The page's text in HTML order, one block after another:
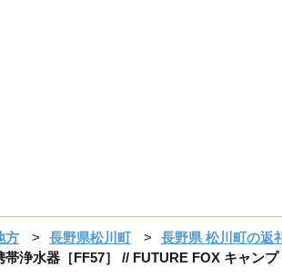
方 長野県松川町
長野県 松川町の返
浄水器［FF57］ // FUTURE FOX キャン